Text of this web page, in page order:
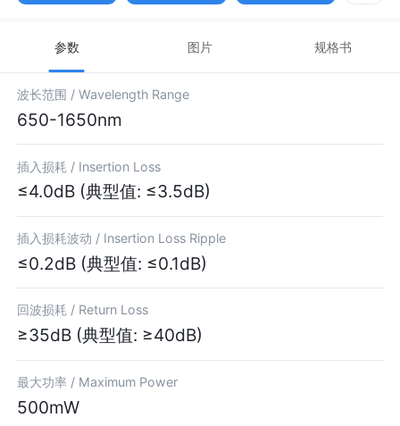
参数 图片 规格书
波长范围 /Wavelength Range
650-1650nm
插入损耗 / Insertion Loss
≤4.0dB (典型值: ≤3.5dB)
插入损耗波动 / Insertion Loss Ripple
≤0.2dB (典型值: ≤0.1dB)
回波损耗 / Return Loss
≥35dB (典型值: ≥40dB)
最大功率 / Maximum Power
500mW